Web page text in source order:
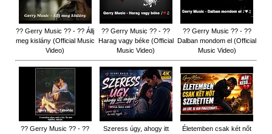
?? Gerry Music ?? - ?? Állj
meg kislány (Official Music
Video)
?? Gerry Music ?? - ??
Harag vagy béke (Official
Music Video)
?? Gerry Music ?? - ??
Dalban mondom el (Official
Music Video)
?? Gerry Music ?? - ??
Szeress úgy, ahogy itt
Életemben csak két nőt